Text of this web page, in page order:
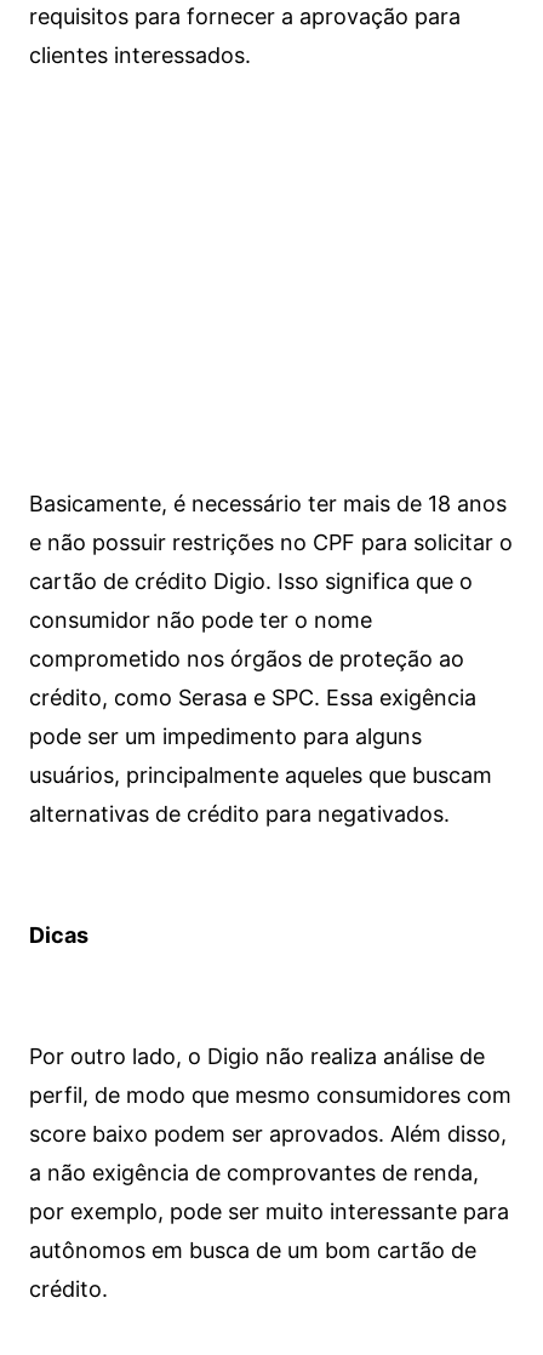
requisitos para fornecer a aprovação para
clientes interessados.
Basicamente, é necessário ter mais de 18 anos
e não possuir restrições no CPF para solicitar o
cartão de crédito Digio. Isso significa que o
consumidor não pode ter o nome
comprometido nos órgãos de proteção ao
crédito, como Serasa e SPC. Essa exigência
pode ser um impedimento para alguns
usuários, principalmente aqueles que buscam
alternativas de crédito para negativados.
Dicas
Por outro lado, o Digio não realiza análise de
perfil, de modo que mesmo consumidores com
score baixo podem ser aprovados. Além disso,
a não exigência de comprovantes de renda,
por exemplo, pode ser muito interessante para
autônomos em busca de um bom cartão de
crédito.